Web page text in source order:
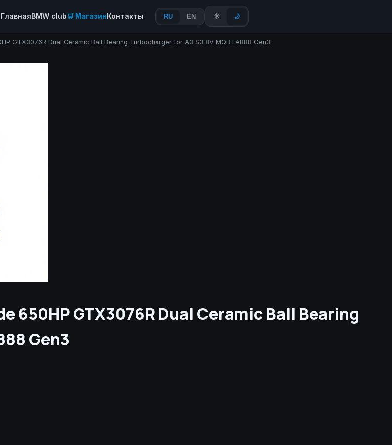
ГлавнаяBMW club🛒 МагазинКонтакты RU EN ☀️ 🌙
GTX3076R Dual Ceramic Ball Bearing Turbocharger for A3 S3 8V MQB EA888 Gen3
650HP GTX3076R Dual Ceramic Ball Bearing
Gen3